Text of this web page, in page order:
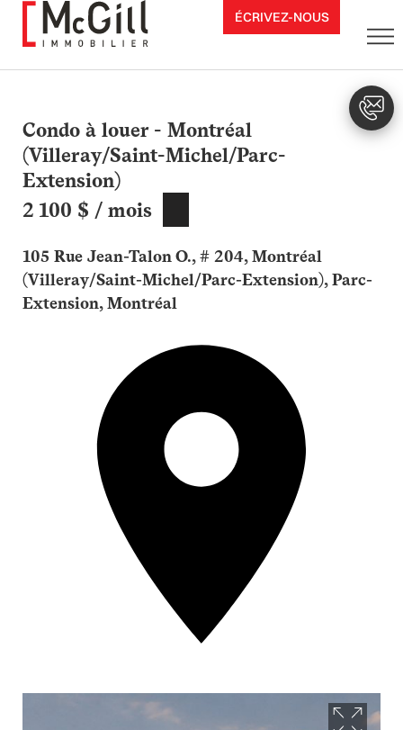
Aller
ÉCRIVEZ-NOUS
Condo à louer - Montréal
(Villeray/Saint-Michel/Parc-
Extension)
2 100 $ / mois
105 Rue Jean-Talon O., # 204, Montréal
(Villeray/Saint-Michel/Parc-Extension), Parc-
Extension, Montréal